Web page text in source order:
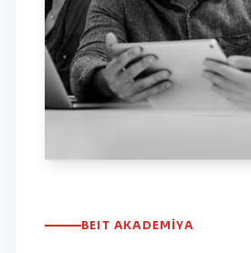
BEIT AKADEMIYA